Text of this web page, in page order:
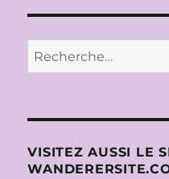
Recherche
pour :
VISITEZ AUSSI LE